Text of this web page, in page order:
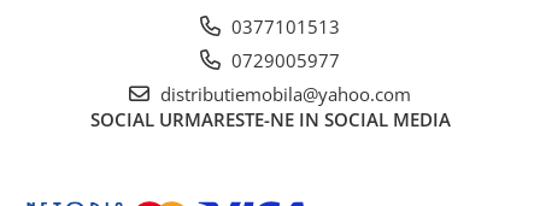
0377101513
0729005977
distributiemobila@yahoo.com
SOCIAL URMARESTE-NE IN SOCIAL MEDIA